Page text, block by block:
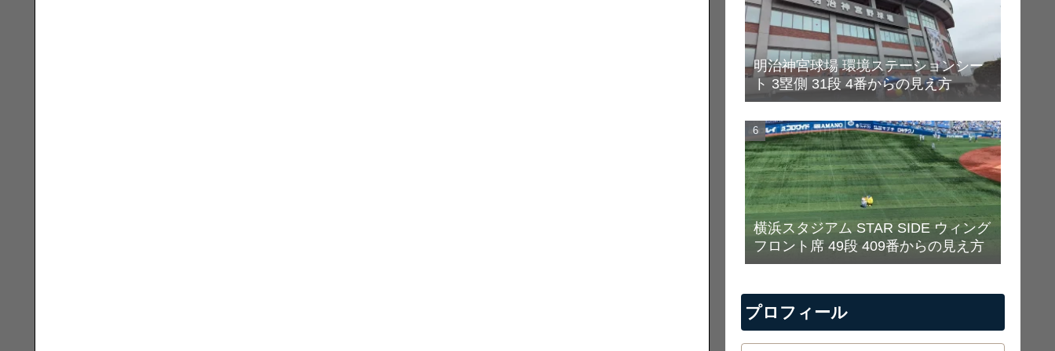
明治神宮球場 環境ステーションシー
ト 3塁側 31段 4番からの見え方
横浜スタジアム STAR SIDE ウィング
フロント席 49段 409番からの見え方
プロフィール